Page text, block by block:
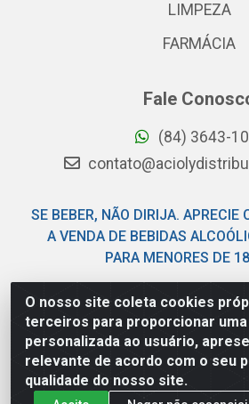
O nosso site coleta cookies
terceiros para proporcionar
personalizada ao usuário,
relevante de acordo com o seu
qualidade do nosso site.
LIMPEZA
FARMÁCIA
Fale
(84) 3643-
SE BEBER, NÃO DIRIJA. APRECIE
A VENDA DE BEBIDAS
PARA MENORES DE
Acioly Distribuidora - Av Piloto
Exposições - Parnamirim/RN -
06.029.901/0001-92